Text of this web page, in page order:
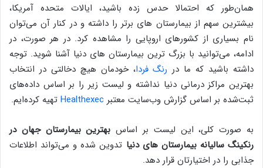
همان‌طور که احتمالا حدس زده باشید، ایالات متحده آمریکا،
بیشترین سهم از بیمارستان های برتر را داشته و در کنار آن می‌توان
نام بسیاری از کشورهای اروپایی را مشاهده کرد. در هر صورت، در
ادامه، می‌توانید با بزرگ ترین بیمارستان های دنیا آشنا شوید. توجه
داشته باشید که ما در رنگ فردا، خودمان هیچ دخالتی در انتخاب
بهترین مراکز درمانی دنیا نداشته و لیست زیر را بر اساس داده‌های
ثبت‌شده بر اساس گزارش وب‌سایت معتبر Healthexec تهیه کرده‌ایم.
به صورت کلی، این لیست بر اساس بهترین بیمارستان جهان در
رنکینگ سالیانه بیمارستان های دنیا تدوین شده و می‌تواند اطلاعات
جذابی را در اختیارتان قرار دهد.